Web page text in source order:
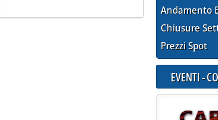
Andamento
Chiusure
Prezzi Spot
EVENTI -